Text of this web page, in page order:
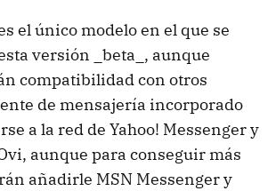
el único modelo en el que se
versión _beta_, aunque
compatibilidad con otros
de mensajería incorporado
a la red de Yahoo! Messenger y
aunque para conseguir más
añadirle MSN Messenger y